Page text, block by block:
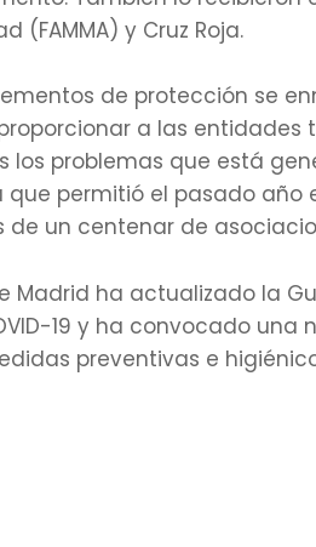
(FAMMA) y Cruz Roja.
de protección se
a las
los problemas que está
permitió el pasado año
un centenar de
Madrid ha actualizado la
19 y ha convocado una
preventivas e